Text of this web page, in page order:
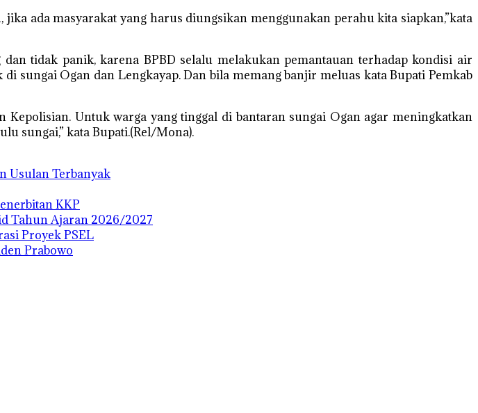
ada masyarakat yang harus diungsikan menggunakan perahu kita siapkan,”kata
tidak panik, karena BPBD selalu melakukan pemantauan terhadap kondisi air
sungai Ogan dan Lengkayap. Dan bila memang banjir meluas kata Bupati Pemkab
Untuk warga yang tinggal di bantaran sungai Ogan agar meningkatkan
sungai,” kata Bupati.(Rel/Mona).
Usulan Terbanyak
KKP
Tahun Ajaran 2026/2027
Proyek PSEL
Prabowo